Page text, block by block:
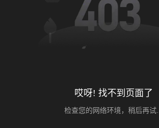
哎呀! 找不到页面了
检查您的网络环境，稍后再试...